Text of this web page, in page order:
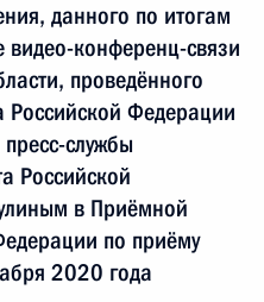
данного по итогам
конференц-связи
проведённого
Российской Федерации
службы
Российской
в Приёмной
по приёму
2020 года